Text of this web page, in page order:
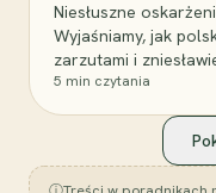
Niesłuszne
Wyjaśniamy, jak
zarzutami i
5 min czytania